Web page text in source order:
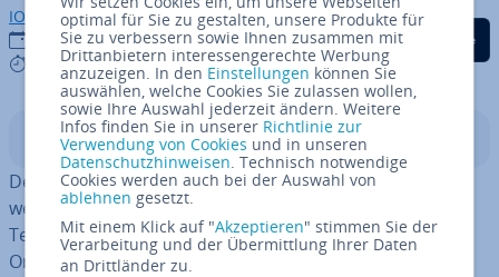
IONOS Redaktion
14.12.2023
5 mins
Auf Facebook teilen
Auf Twitter teilen
Auf LinkedIn
In­halts­ver­zeich­nis
Der Begriff „Hy­pers­ca­le“ kann ins Deutsche übersetzt
werden mit „übermäßig große Ska­lier­bar­keit“. Der
Terminus wird in der Com­pu­ter­welt für eine bestimmte
Or­ga­ni­sa­ti­ons­form von Servern benutzt.
optimal für Sie zu gestalten, unsere Produkte für
Sie zu verbessern sowie Ihnen zusammen mit
Drittanbietern interessengerechte Werbung
anzuzeigen. In den Einstellungen können Sie
auswählen, welche Cookies Sie zulassen wollen,
sowie Ihre Auswahl jederzeit ändern. Weitere
Infos finden Sie in unserer Richtlinie zur
Verwendung von Cookies und in unseren
Datenschutzhinweisen. Technisch notwendige
Cookies werden auch bei der Auswahl von
ablehnen gesetzt.
Mit einem Klick auf "Akzeptieren" stimmen Sie der
Verarbeitung und der Übermittlung Ihrer Daten
an Drittländer zu.